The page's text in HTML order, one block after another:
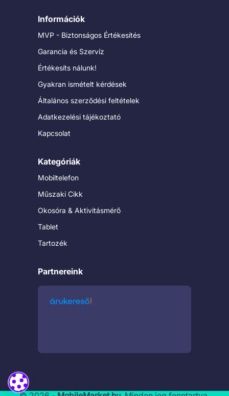
Információk
MVP - Biztonságos Értékesítés
Garancia és Szervíz
Értékesíts nálunk!
Gyakran ismételt kérdések
Általános szerződési feltételek
Adatkezelési tájékoztató
Kapcsolat
Kategóriák
Mobiltelefon
Műszaki Cikk
Okosóra & Aktivitásmérő
Tablet
Tartozék
Partnereink